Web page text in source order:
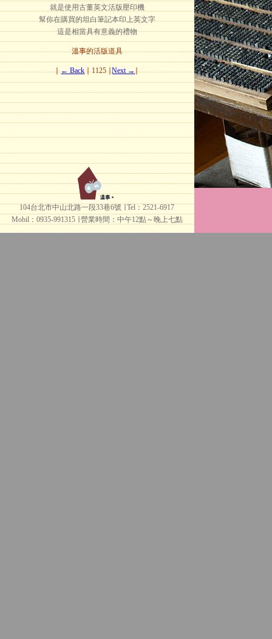
就是使用古董英文活版壓印機
幫你在購買的坦白筆記本印上英文字
這是相當具有意義的禮物
溫事的活版道具
∣← Back∣ 1125 ∣Next →∣
104台北市中山北路一段33巷6號 ∣ Tel：2521-6917
Mobil：0935-991315 ∣
營業時間：中午12點～晚上七點